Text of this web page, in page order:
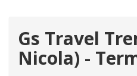
Gs Travel
Nicola) -